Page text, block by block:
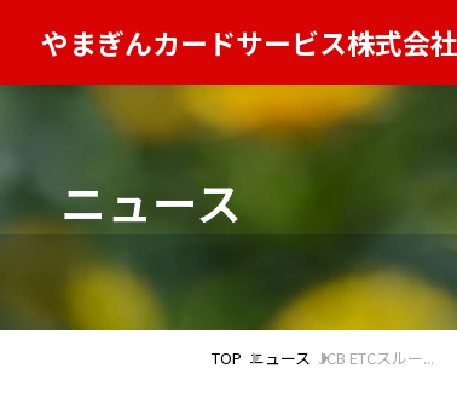
やまぎんカードサービス株式会社
ニュース
TOP ニュース JCB ETCスルー...